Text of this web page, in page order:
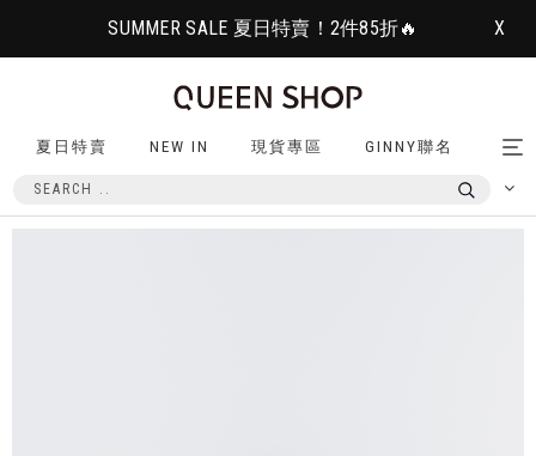
SUMMER SALE 夏日特賣！2件85折🔥 X
夏日特賣 NEW IN 現貨專區 GINNY聯名